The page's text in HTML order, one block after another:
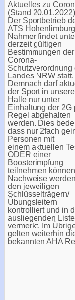
Aktuelles zu
(Stand 20.01.2022)
Der Sportbetrieb
ATS
Nahmer findet
derzeit gültigen
Bestimmungen der
Corona-
Schutzverordnung
Landes NRW statt.
Demnach darf
der Sport in
Halle nur unter
Einhaltung der 2G
Regel abgehalten
werden. Dies
dass nur 2fach
Personen mit
einem aktuellen
ODER einer
Boosterimpfung
teilnehmen
Nachweise
den jeweiligen
Schlüsselträgern/
Übungsleitern
kontrolliert und in
ausliegenden
vermerkt. Im
gelten weiterhin
bekannten AHA